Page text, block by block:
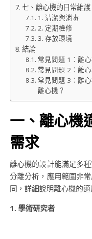
七、離心機的日常維護
1. 清潔與消毒
2. 定期檢修
3. 存放環境
結論
常見問題 1：離
常見問題 2：離
常見問題 3：離
離心機？
一、離心機
需求
離心機的設計能滿足多
分離分析，應用範圍非
同，詳細說明離心機的適
1. 學術研究者